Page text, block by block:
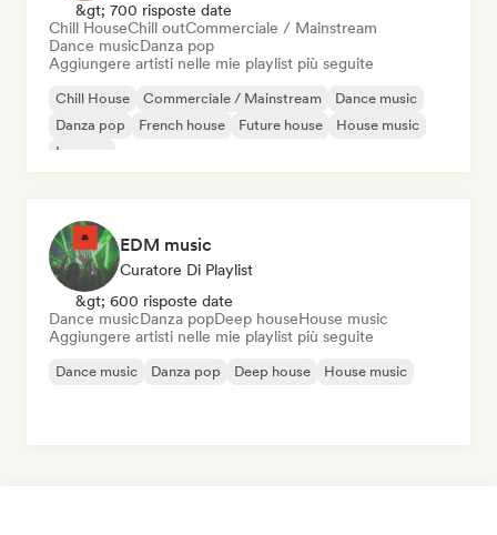
&gt; 700 risposte date
Chill HouseChill outCommerciale / Mainstream
Dance musicDanza pop
Aggiungere artisti nelle mie playlist più seguite
Chill House Commerciale / Mainstream
Dance music
Danza pop
French house Future house
House music
Iperpop
EDM music
Curatore Di Playlist
&gt; 600 risposte date
Dance musicDanza popDeep houseHouse music
Aggiungere artisti nelle mie playlist più seguite
Dance music Danza pop Deep house House music